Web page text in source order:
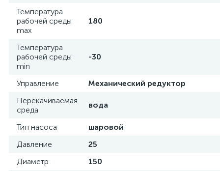
Температура
рабочей среды
max
180
Температура
рабочей среды
min
-30
Управление
Механический редуктор
Перекачиваемая
среда
вода
Тип насоса
шаровой
Давление
25
Диаметр
150